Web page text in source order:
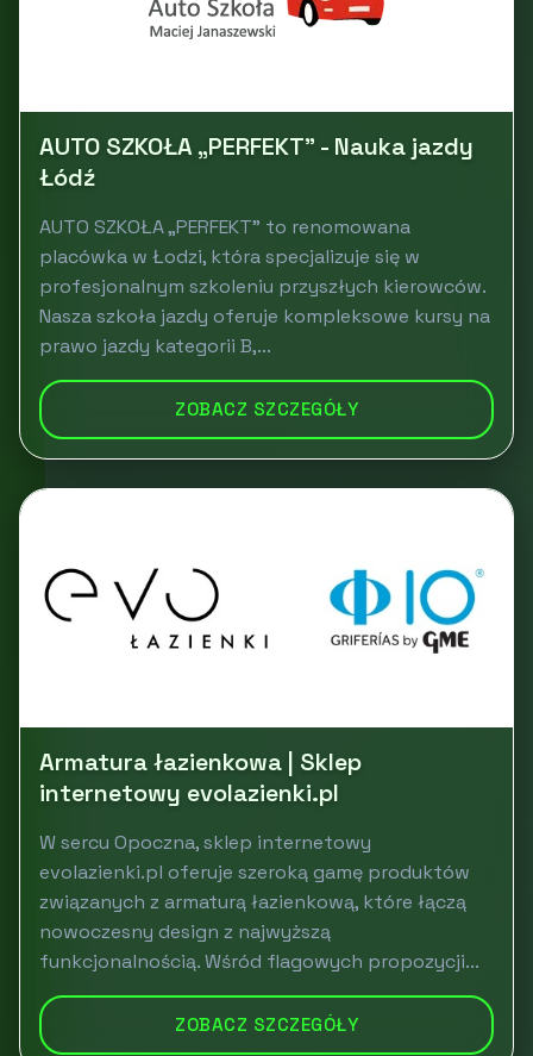
AUTO SZKOŁA „PERFEKT” - Nauka jazdy
Łódź
AUTO SZKOŁA „PERFEKT” to renomowana
placówka w Łodzi, która specjalizuje się w
profesjonalnym szkoleniu przyszłych kierowców.
Nasza szkoła jazdy oferuje kompleksowe kursy na
prawo jazdy kategorii B,...
ZOBACZ SZCZEGÓŁY
Armatura łazienkowa | Sklep
internetowy evolazienki.pl
W sercu Opoczna, sklep internetowy
evolazienki.pl oferuje szeroką gamę produktów
związanych z armaturą łazienkową, które łączą
nowoczesny design z najwyższą
funkcjonalnością. Wśród flagowych propozycji...
ZOBACZ SZCZEGÓŁY